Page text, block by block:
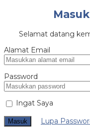
Selamat datang
Alamat Email
Password
Ingat Saya
Masuk Lupa